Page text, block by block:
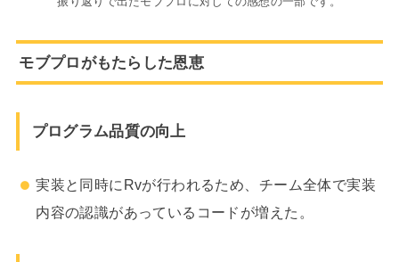
モブプロがもたらした恩恵
プログラム品質の向上
実装と同時にRvが行われるため、チーム全体で実装
内容の認識があっているコードが増えた。